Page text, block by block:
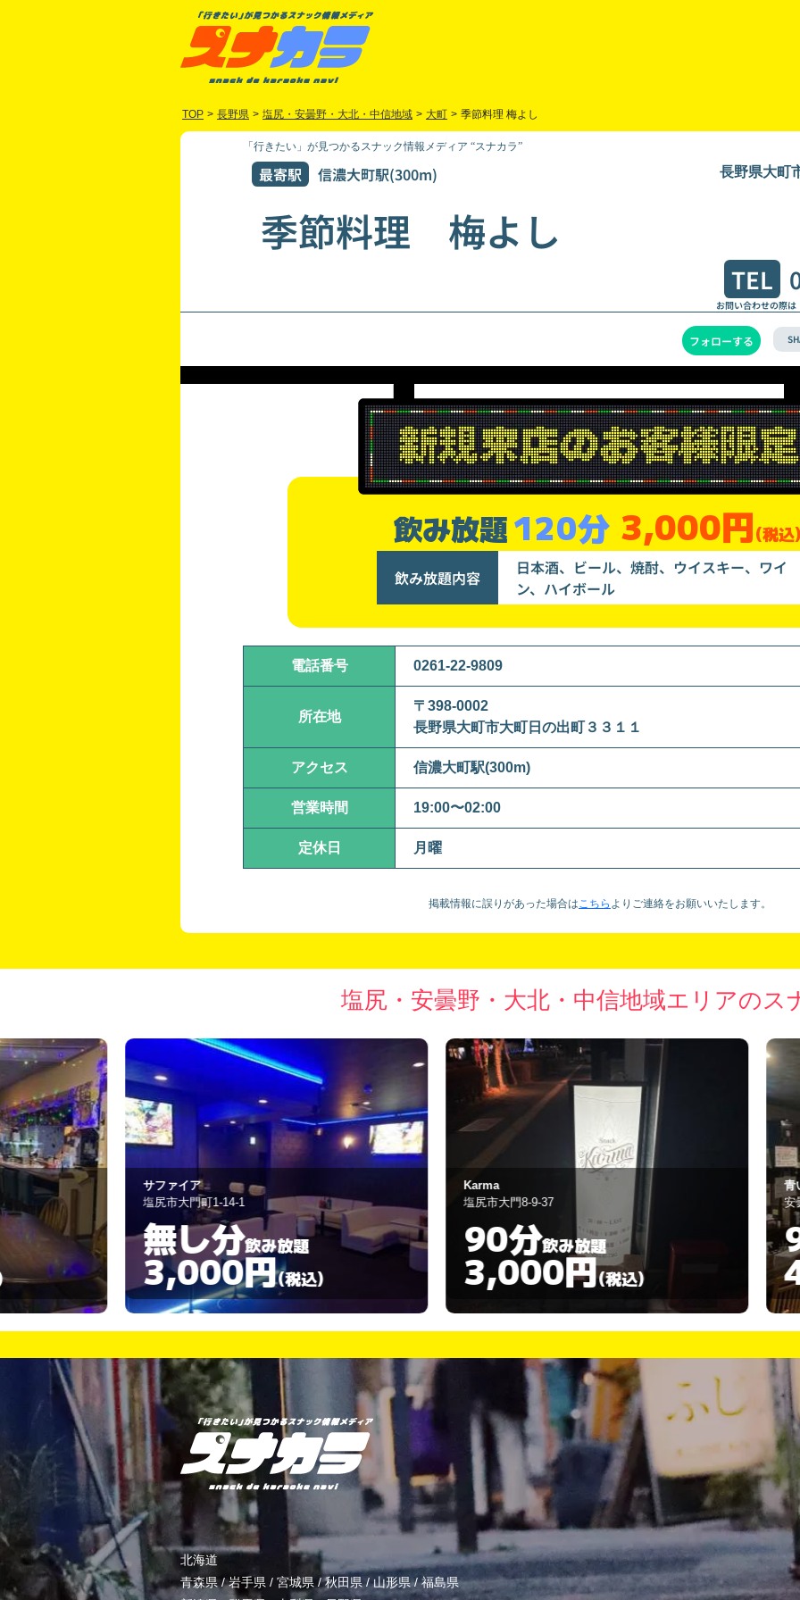
TOP > 長野県 > 塩尻・安曇野・大北・中信地域 > 大町 > 季節料理 梅よし
「行きたい」が見つかるスナック情報メディア “スナカラ”
最寄駅 信濃大町駅(300m) 長野県大町
季節料理 梅よし
TEL
お問い合わせの際
フォローする
飲み放題120分 3,000円(税込
飲み放題内容
日本酒、ビール、焼酎、ウイスキー、ワイ
ン、ハイボール
電話番号 0261-22-9809
所在地
〒398-0002
長野県大町市大町日の出町３３１１
アクセス 信濃大町駅(300m)
営業時間 19:00〜02:00
定休日 月曜
掲載情報に誤りがあった場合はこちら より ご連絡をお願いいたします。
塩尻・安曇野・大北・中信地域エリアのス
Karma
塩尻市大門8-9-37
90分飲み放題
3,000円(税込)
青いつき
安曇野市豊科4896-1
90分飲み放題
4,000円(税込)
北海道
青森県/岩手県 / 宮城県 /秋田県 /山形県/福島県